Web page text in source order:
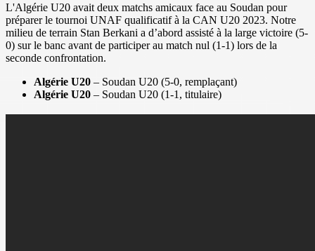
L'Algérie U20 avait deux matchs amicaux face au Soudan pour
préparer le tournoi UNAF qualificatif à la CAN U20 2023. Notre
milieu de terrain Stan Berkani a d’abord assisté à la large victoire (5-
0) sur le banc avant de participer au match nul (1-1) lors de la
seconde confrontation.
Algérie U20 – Soudan U20 (5-0, remplaçant)
Algérie U20 – Soudan U20 (1-1, titulaire)